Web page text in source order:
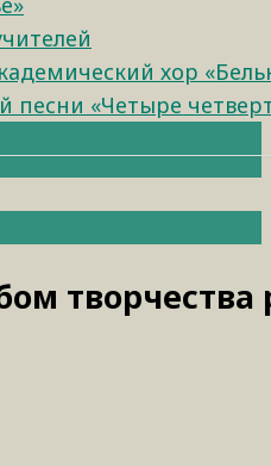
хор
песни «Четыре
творчества